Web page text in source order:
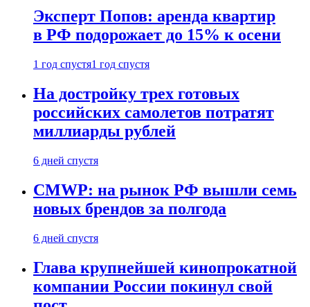
Эксперт Попов: аренда квартир
в РФ подорожает до 15% к осени
1 год спустя1 год спустя
На достройку трех готовых
российских самолетов потратят
миллиарды рублей
6 дней спустя
CMWP: на рынок РФ вышли семь
новых брендов за полгода
6 дней спустя
Глава крупнейшей кинопрокатной
компании России покинул свой